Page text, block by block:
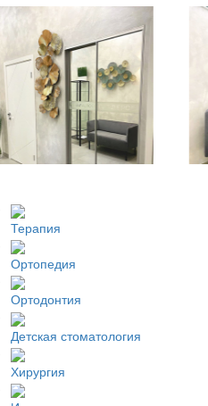
Терапия
Ортопедия
Ортодонтия
Детская стоматология
Хирургия